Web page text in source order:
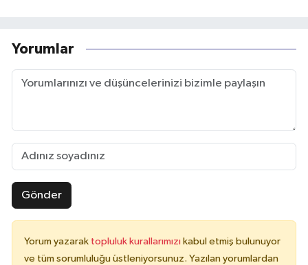
Yorumlar
Gönder
Yorum yazarak topluluk kurallarımızı kabul etmiş bulunuyor
ve tüm sorumluluğu üstleniyorsunuz. Yazılan yorumlardan